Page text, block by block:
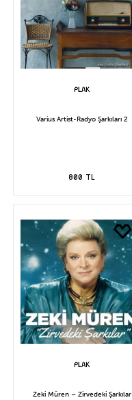
Varius Artist-Radyo Şarkıları 2
800 TL
Zeki Müren – Zirvedeki Şarkılar